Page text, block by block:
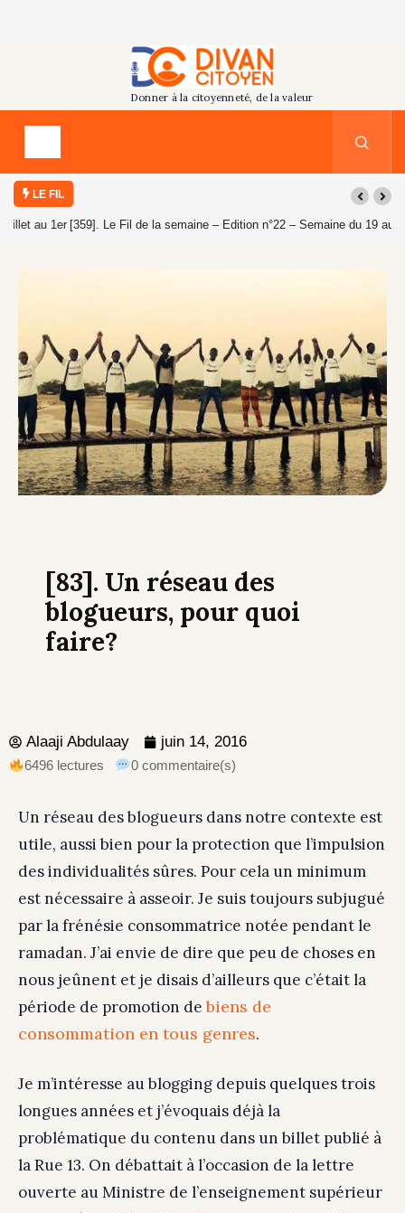
LE FIL
[359]. Le Fil de la semaine – Edition n°22 – Semaine du 19 au 25 juillet
[83]. Un réseau des
blogueurs, pour quoi
faire?
Alaaji Abdulaay juin 14, 2016
6496 lectures 0 commentaire(s)
Un réseau des blogueurs dans notre contexte est
utile, aussi bien pour la protection que l’impulsion
des individualités sûres. Pour cela un minimum
est nécessaire à asseoir. Je suis toujours subjugué
par la frénésie consommatrice notée pendant le
ramadan. J’ai envie de dire que peu de choses en
nous jeûnent et je disais d’ailleurs que c’était la
période de promotion debiens de
consommation en tous genres.
Je m’intéresse au blogging depuis quelques trois
longues années et j’évoquais déjà la
problématique du contenu dans un billet publié à
la Rue 13. On débattait à l’occasion de la lettre
ouverte au Ministre de l’enseignement supérieur